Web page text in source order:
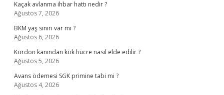
Kaçak avlanma ihbar hattı nedir ?
Ağustos 7, 2026
BKM yaş sınırı var mı ?
Ağustos 6, 2026
Kordon kanından kök hücre nasıl elde edilir ?
Ağustos 5, 2026
Avans ödemesi SGK primine tabi mi ?
Ağustos 4, 2026